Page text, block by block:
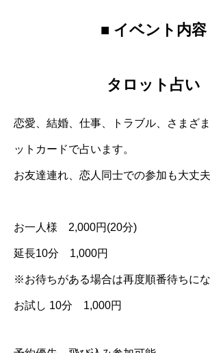
■ イベント内容
タロット占い
恋愛、結婚、仕事、トラブル、さまざ
ットカードで占います。
お友達連れ、恋人同士での参加も大丈夫
お一人様 2,000円(20分)
延長10分 1,000円
※お待ちがある場合は再度順番待ちにな
お試し 10分 1,000円